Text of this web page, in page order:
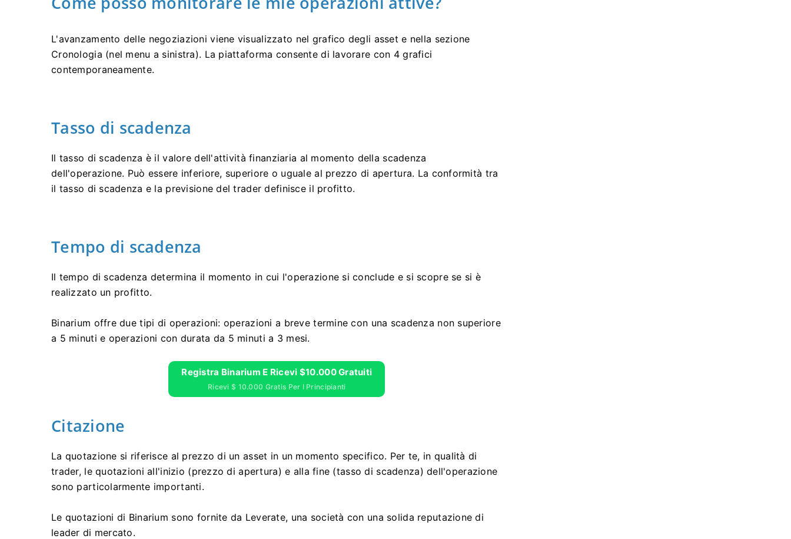
L'avanzamento delle negoziazioni viene visualizzato nel grafico degli asset e nella sezione
Cronologia (nel menu a sinistra). La piattaforma consente di lavorare con 4 grafici
contemporaneamente.
Tasso di scadenza
Il tasso di scadenza è il valore dell'attività finanziaria al momento della scadenza
dell'operazione. Può essere inferiore, superiore o uguale al prezzo di apertura. La conformità tra
il tasso di scadenza e la previsione del trader definisce il profitto.
Tempo di scadenza
Il tempo di scadenza determina il momento in cui l'operazione si conclude e si scopre se si è
realizzato un profitto.
Binarium offre due tipi di operazioni: operazioni a breve termine con una scadenza non superiore
a 5 minuti e operazioni con durata da 5 minuti a 3 mesi.
Registra Binarium E Ricevi $10.000 Gratuiti
Ricevi $ 10.000 Gratis Per I Principianti
Citazione
La quotazione si riferisce al prezzo di un asset in un momento specifico. Per te, in qualità di
trader, le quotazioni all'inizio (prezzo di apertura) e alla fine (tasso di scadenza) dell'operazione
sono particolarmente importanti.
Le quotazioni di Binarium sono fornite da Leverate, una società con una solida reputazione di
leader di mercato.